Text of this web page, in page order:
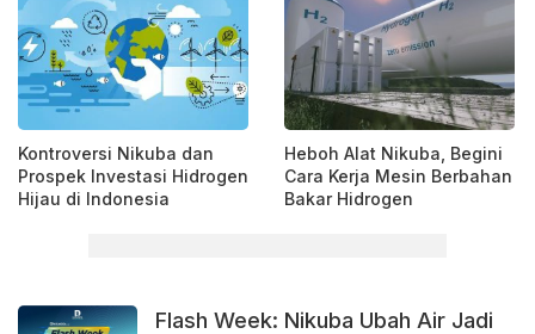
Kontroversi Nikuba dan
Prospek Investasi Hidrogen
Hijau di Indonesia
Heboh Alat Nikuba, Begini
Cara Kerja Mesin Berbahan
Bakar Hidrogen
Flash Week: Nikuba Ubah Air Jadi